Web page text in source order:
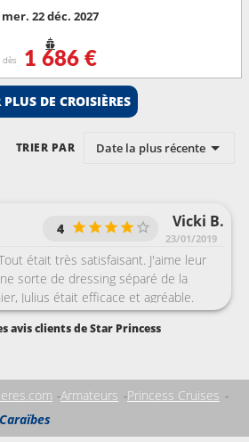
mer. 22 déc. 2027
dès 1 686 €
DE CROISIÈRES
TRIER PAR Date la plus récente
Vicki B.
23/01/2019
4
était très satisfaisant. J'aime leur
sorte de dressing séparé de la
Julius était efficace et agréable.
de ma croisière précédente sur le
avis clients de Star Princess
Armateurs Princess Cruises